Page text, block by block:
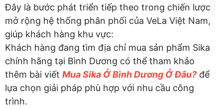
Đây là bước phát triển tiếp theo trong chiến lược
mở rộng hệ thống phân phối của VeLa Việt Nam,
giúp khách hàng khu vực:
Khách hàng đang tìm địa chỉ mua sản phẩm Sika
chính hãng tại Bình Dương có thể tham khảo
thêm bài viết Mua Sika Ở Bình Dương Ở Đâu? để
lựa chọn giải pháp phù hợp với nhu cầu công
trình.